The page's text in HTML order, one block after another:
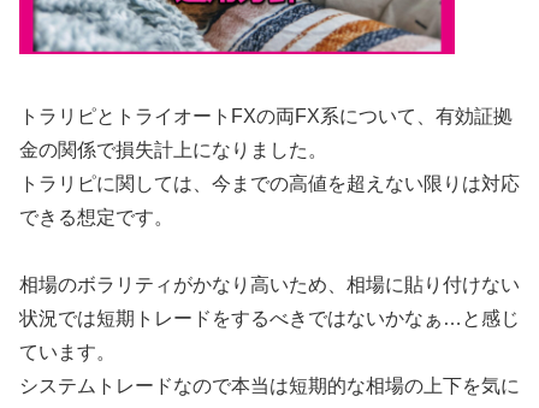
トラリピとトライオートFXの両FX系について、有効証拠
金の関係で損失計上になりました。
トラリピに関しては、今までの高値を超えない限りは対応
できる想定です。
相場のボラリティがかなり高いため、相場に貼り付けない
状況では短期トレードをするべきではないかなぁ…と感じ
ています。
システムトレードなので本当は短期的な相場の上下を気に